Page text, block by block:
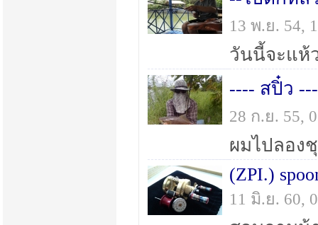
13 พ.ย. 54,
วันนี้จะแห้
---- สปิ๋ว
28 ก.ย. 55,
(ZPI.)
11 มิ.ย. 60,